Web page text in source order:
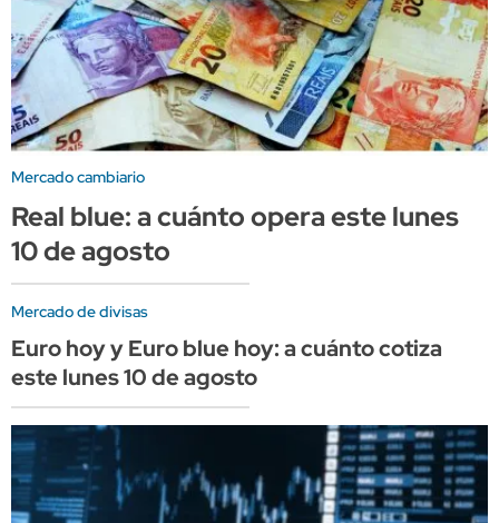
Mercado cambiario
Real blue: a cuánto opera este lunes
10 de agosto
Mercado de divisas
Euro hoy y Euro blue hoy: a cuánto cotiza
este lunes 10 de agosto